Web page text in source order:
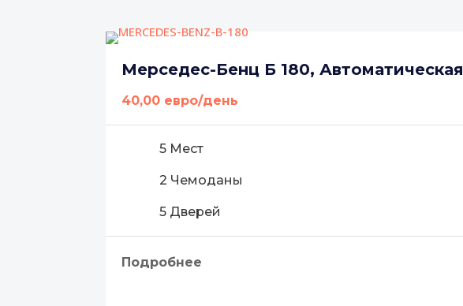
Мерседес-Бенц Б 180, Автоматическая
40,00 евро/день
5 Мест
2 Чемоданы
5 Дверей
Подробнее